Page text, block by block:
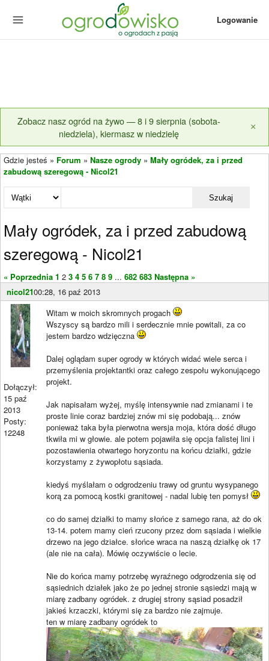
Logowanie
Zobacz nasz ogród na żywo — 8 i 9 sierpnia (sobota-
niedziela), kiermasz w niedzielę
×
Gdzie jesteś » Forum » Nasze ogrody » Mały ogródek, za i przed
zabudową szeregową - Nicol21
Szukaj
Mały ogródek, za i przed zabudową
szeregową - Nicol21
« Poprzednia 1 2 3 4 5 6 7 8 9 ... 682 683 Następna »
nicol2100:28, 16 paź 2013
Dołączył:
15 paź
2013
Posty:
12248
Witam w moich skromnych progach
Wszyscy są bardzo mili i serdecznie mnie powitali, za co
jestem bardzo wdzięczna
Dalej oglądam super ogrody w których widać wiele serca i
przemyślenia projektantki oraz całego zespołu wykonującego
projekt.
Jak napisałam wyżej, myślę intensywnie nad zmianami i te
proste linie coraz bardziej znów mi się podobają... znów
ponieważ taka była pierwotna wersja moja, która dość długo
tkwiła mi w głowie. ale potem pojawiła się opcja falistej lini i
pozostawienia otwartego horyzontu na końcu działki, gdzie
korzystamy z żywopłotu sąsiada.
kiedyś myślałam o odgrodzeniu trawy od gruntu wysypanego
korą za pomocą kostki granitowej - nadal lubię ten pomysł
co do samej działki to mamy słońce z samego rana, aż do ok
13-14. potem mamy cień rzucony przez dom sąsiada i wielkie
drzewo na jego działce. słońce wraca na naszą działkę ok 17
(ale nie na cała). Mówię oczywiście o lecie.
Nie do końca mamy potrzebę wyraźnego odgrodzenia się od
sąsiednich działek jako że po jednej stronie sąsiedzi mają w
miarę zadbany ogródek. z drugiej strony sąsiad posadził
jakieś krzaczki, którymi się za bardzo nie zajmuje.
ten w miarę zadbany ogródek to